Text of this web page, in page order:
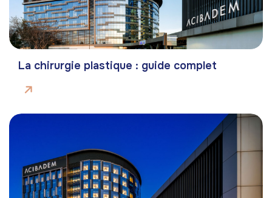
La chirurgie plastique : guide complet